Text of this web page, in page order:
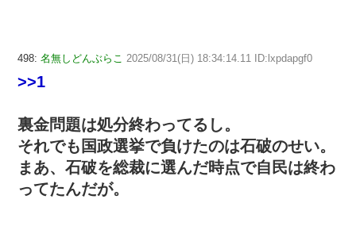
498: 名無しどんぶらこ 2025/08/31(日) 18:34:14.11 ID:lxpdapgf0
>>1
裏金問題は処分終わってるし。
それでも国政選挙で負けたのは石破のせい。
まあ、石破を総裁に選んだ時点で自民は終わ
ってたんだが。